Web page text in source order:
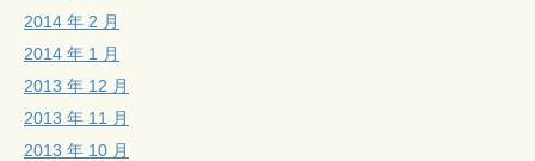
2014 年 2 月
2014 年 1 月
2013 年 12 月
2013 年 11 月
2013 年 10 月